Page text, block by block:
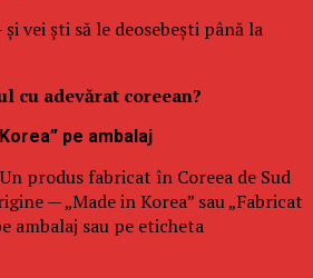
vei ști să le deosebești până la
cu adevărat coreean?
pe ambalaj
produs fabricat în Coreea de Sud
— „Made in Korea” sau „Fabricat
ambalaj sau pe eticheta